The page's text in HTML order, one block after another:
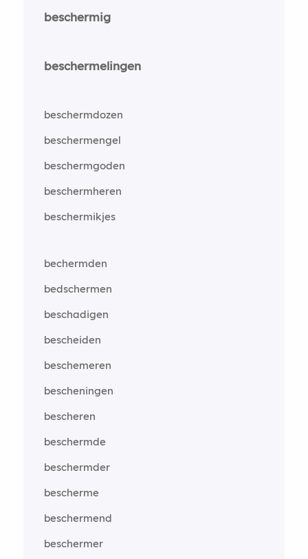
beschermig
beschermelingen
beschermdozen
beschermengel
beschermgoden
beschermheren
beschermikjes
bechermden
bedschermen
beschadigen
bescheiden
beschemeren
bescheningen
bescheren
beschermde
beschermder
bescherme
beschermend
beschermer